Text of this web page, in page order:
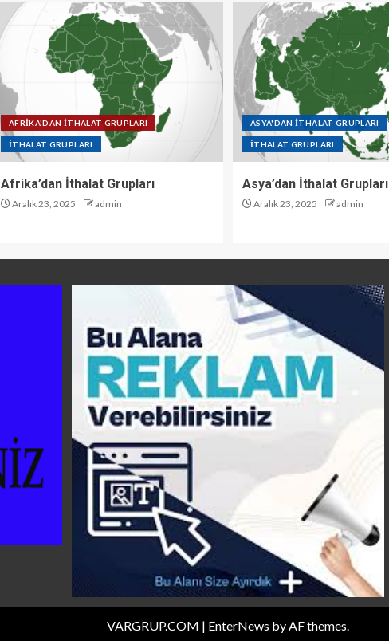
AFRİKA'DAN İTHALAT GRUPLARI
İTHALAT GRUPLARI
Afrika’dan İthalat Grupları
Aralık 23, 2025 admin
ASYA'DAN İTHALAT GRUPLARI
İTHALAT GRUPLARI
Asya’dan İthalat Grupları
Aralık 23, 2025 admin
VARGRUP.COM | EnterNews by AF themes.